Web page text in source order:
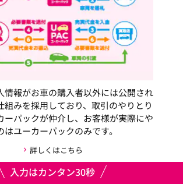
情報がお車の購入者以外には公開され
組みを採用しており、取引のやりとり
ーパックが仲介し、お客様が実際にや
はユーカーパックのみです。
詳しくはこちら
入力はカンタン30秒